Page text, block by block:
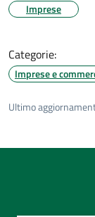
Imprese
Categorie:
Imprese e
Ultimo